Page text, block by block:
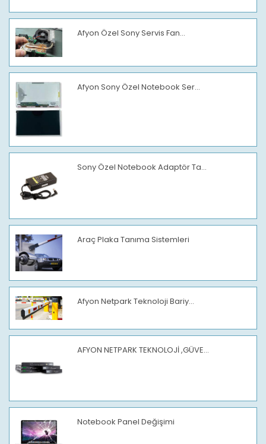
Afyon Özel Sony Servis Fan...
Afyon Sony Özel Notebook Ser...
Sony Özel Notebook Adaptör Ta...
Araç Plaka Tanıma Sistemleri
Afyon Netpark Teknoloji Bariy...
AFYON NETPARK TEKNOLOJİ ,GÜVE...
Notebook Panel Değişimi